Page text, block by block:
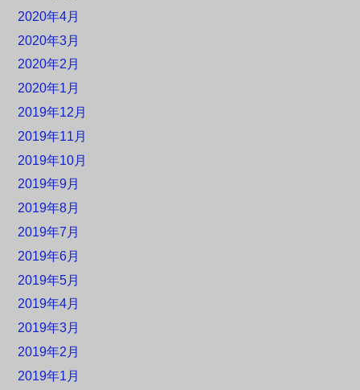
2020年4月
2020年3月
2020年2月
2020年1月
2019年12月
2019年11月
2019年10月
2019年9月
2019年8月
2019年7月
2019年6月
2019年5月
2019年4月
2019年3月
2019年2月
2019年1月